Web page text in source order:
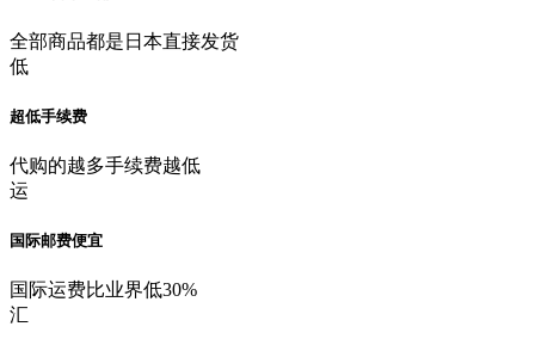
全部商品都是日本直接发货
低
超低手续费
代购的越多手续费越低
运
国际邮费便宜
国际运费比业界低30%
汇